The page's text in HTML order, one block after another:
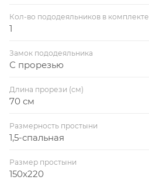
Кол-во пододеяльников в комплекте
1
Замок пододеяльника
С прорезью
Длина прорези (см)
70 см
Размерность простыни
1,5-спальная
Размер простыни
150x220